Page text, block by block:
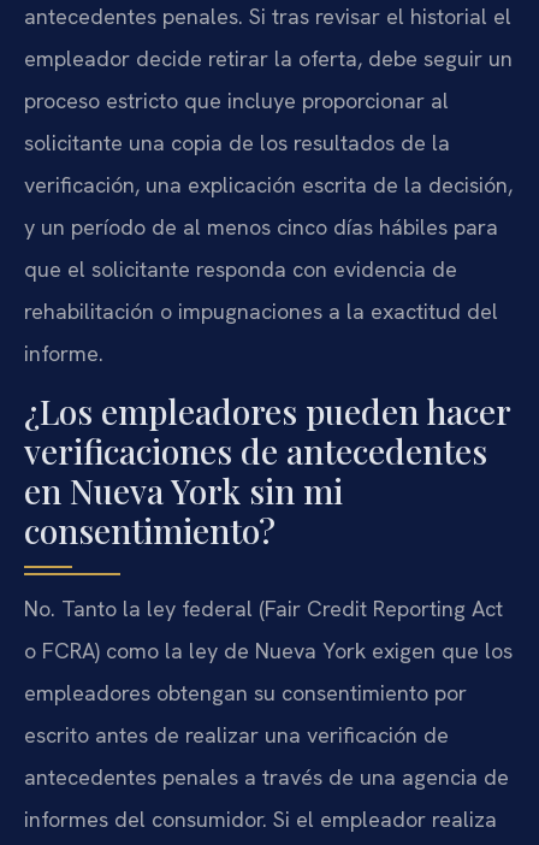
antecedentes penales. Si tras revisar el historial el
empleador decide retirar la oferta, debe seguir un
proceso estricto que incluye proporcionar al
solicitante una copia de los resultados de la
verificación, una explicación escrita de la decisión,
y un período de al menos cinco días hábiles para
que el solicitante responda con evidencia de
rehabilitación o impugnaciones a la exactitud del
informe.
¿Los empleadores pueden hacer
verificaciones de antecedentes
en Nueva York sin mi
consentimiento?
No. Tanto la ley federal (Fair Credit Reporting Act
o FCRA) como la ley de Nueva York exigen que los
empleadores obtengan su consentimiento por
escrito antes de realizar una verificación de
antecedentes penales a través de una agencia de
informes del consumidor. Si el empleador realiza